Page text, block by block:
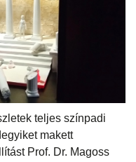
teljes színpadi
makett
Prof. Dr. Magoss